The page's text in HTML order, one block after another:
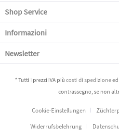
Shop Service
Informazioni
Newsletter
* Tutti i prezzi IVA più costi di spedizioneed
contrassegno, se non
Cookie-Einstellungen
Widerrufsbelehrung